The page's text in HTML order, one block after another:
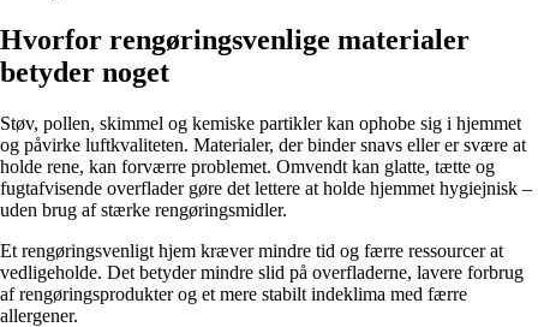
Hvorfor rengøringsvenlige materialer
betyder noget
Støv, pollen, skimmel og kemiske partikler kan ophobe sig i hjemmet
og påvirke luftkvaliteten. Materialer, der binder snavs eller er svære at
holde rene, kan forværre problemet. Omvendt kan glatte, tætte og
fugtafvisende overflader gøre det lettere at holde hjemmet hygiejnisk –
uden brug af stærke rengøringsmidler.
Et rengøringsvenligt hjem kræver mindre tid og færre ressourcer at
vedligeholde. Det betyder mindre slid på overfladerne, lavere forbrug
af rengøringsprodukter og et mere stabilt indeklima med færre
allergener.